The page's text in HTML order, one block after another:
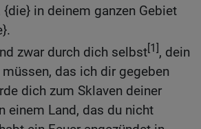
{die} in deinem ganzen Gebiet
zwar durch dich selbst[1], dein
das ich dir gegeben
dich zum Sklaven deiner
einem Land, das du nicht